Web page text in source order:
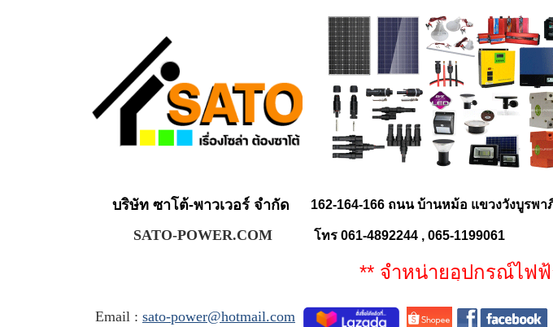
บริษัท ซาโต้-พาวเวอร์ จำกัด 162-164-166 ถนน บ้านหม้อ แขวงวังบูรพ
SATO-POWER.COM โทร 061-4892244 , 065-1199061
** จำหน่ายอุปกรณ์ไฟฟ้า
Email : sato-power@hotmail.com